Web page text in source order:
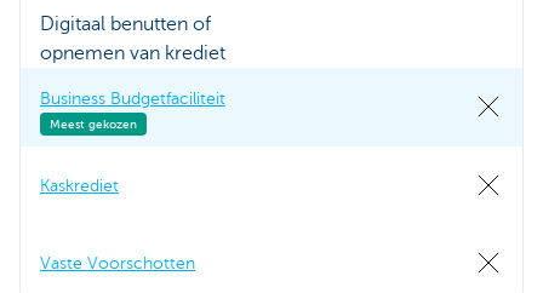
Digitaal benutten of
opnemen van krediet
Business Budgetfaciliteit
Meest gekozen
Kaskrediet
Vaste Voorschotten